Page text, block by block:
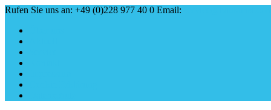
Rufen Sie uns an: +49 (0)228 977 40 0 Email: